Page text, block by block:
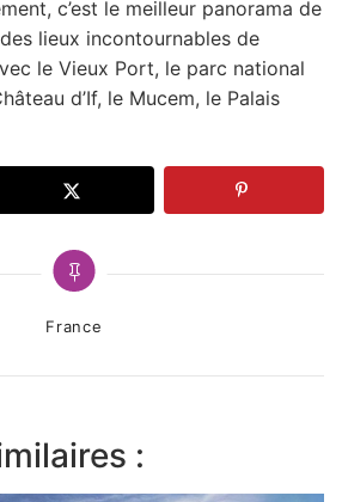
c’est le meilleur panorama de
des lieux incontournables de
le Vieux Port, le parc national
d’If, le Mucem, le Palais
Categories
France
: